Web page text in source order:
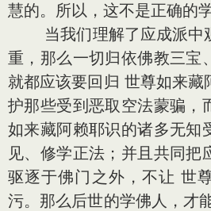
慧的。所以，这不是正确的
当我们理解了应成派中
重，那么一切归依佛教三宝
就都应该要回归 世尊如来藏
护那些受到恶取空法蒙骗，
如来藏阿赖耶识的诸多无知
见、修学正法；并且共同把
驱逐于佛门之外，不让 世
污。那么后世的学佛人，才